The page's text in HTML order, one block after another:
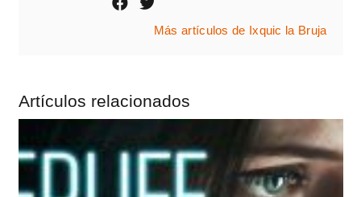
Más artículos de Ixquic la Bruja
Artículos relacionados